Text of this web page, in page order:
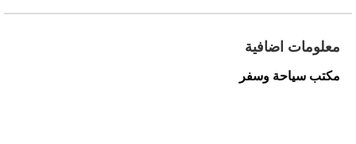
معلومات اضافية
مكتب سياحة وسفر